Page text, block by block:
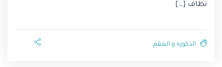
نطاف […]
الذكوره و العقم⁩